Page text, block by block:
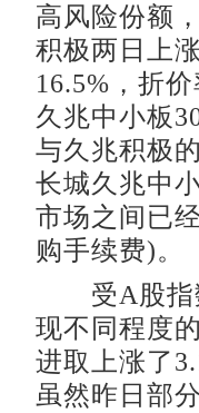
高风险份额
积极两日上
16.5%，折
久兆中小板
与久兆积极
长城久兆中
市场之间已
购手续费)。
受A股指数
现不同程度
进取上涨了
虽然昨日部